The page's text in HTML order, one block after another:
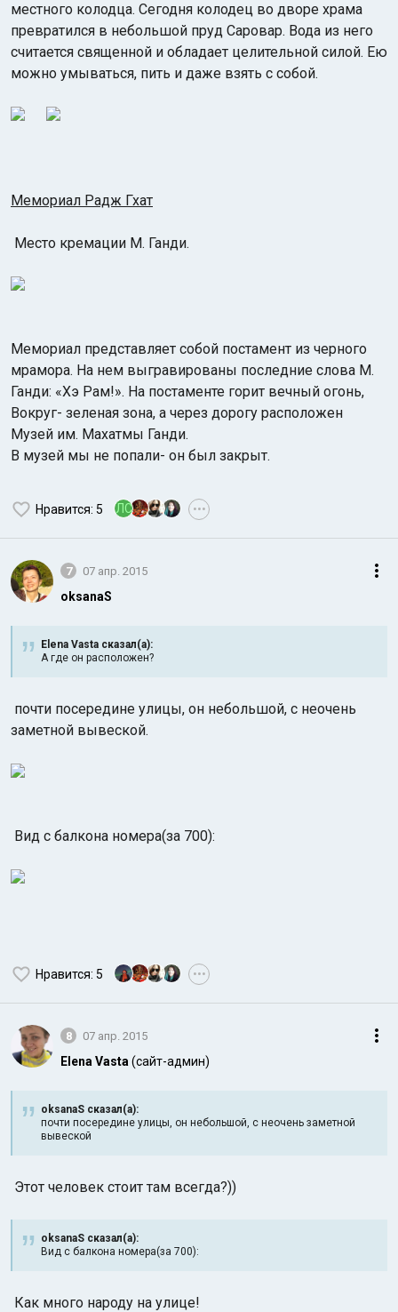
местного колодца. Сегодня колодец во дворе храма
превратился в небольшой пруд Саровар. Вода из него
считается священной и обладает целительной силой. Ею
можно умываться, пить и даже взять с собой.
Мемориал Радж Гхат
Место кремации М. Ганди.
Мемориал представляет собой постамент из черного
мрамора. На нем выгравированы последние слова М.
Ганди: «Хэ Рам!». На постаменте горит вечный огонь,
Вокруг- зеленая зона, а через дорогу расположен
Музей им. Махатмы Ганди.
В музей мы не попали- он был закрыт.
Нравится: 5 ЛС •••
7 07 апр. 2015
oksanaS
Elena Vasta сказал(а):
А где он расположен?
почти посередине улицы, он небольшой, с неочень
заметной вывеской.
Вид с балкона номера(за 700):
Нравится: 5 •••
8 07 апр. 2015
Elena Vasta (сайт-админ)
oksanaS сказал(а):
почти посередине улицы, он небольшой, с неочень заметной
вывеской
Этот человек стоит там всегда?))
oksanaS сказал(а):
Вид с балкона номера(за 700):
Как много народу на улице!